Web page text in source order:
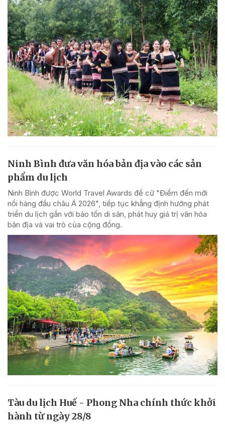
Ninh Bình đưa văn hóa bản địa vào các sản
phẩm du lịch
Ninh Bình được World Travel Awards đề cử "Điểm đến mới
nổi hàng đầu châu Á 2026", tiếp tục khẳng định hướng phát
triển du lịch gắn với bảo tồn di sản, phát huy giá trị văn hóa
bản địa và vai trò của cộng đồng.
Tàu du lịch Huế - Phong Nha chính thức khởi
hành từ ngày 28/8